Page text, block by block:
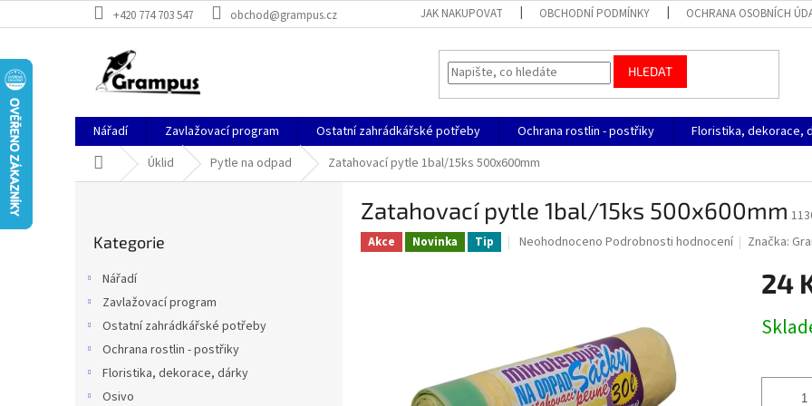
na
+420 774 703 547 obchod@grampus.cz JAK NAKUPOVAT OBCHODNÍ PODMÍNKY OCHRANA OSOBNÍCH
HLEDAT
Nářadí Zavlažovací program Ostatní zahrádkářské potřeby Ochrana rostlin - postřiky Floristika, dekorace,
Domů Úklid Pytle na odpad Zatahovací pytle 1bal/15ks 500x600mm
kategorie
Kategorie
Nářadí
Zavlažovací program
Ostatní zahrádkářské potřeby
Ochrana rostlin - postřiky
Floristika, dekorace, dárky
Osivo
Zatahovací pytle 1bal/15ks 500x600mm
Akce Novinka Tip
Průměrné
hvězdiček.
Neohodnoceno Podrobnosti hodnocení Značka:
24
cena: